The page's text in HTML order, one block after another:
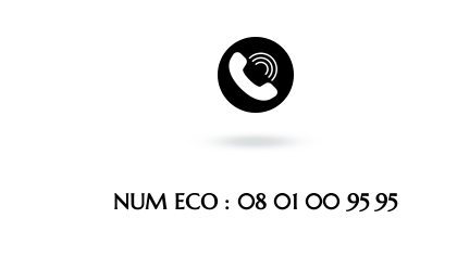
NUM ECO : 08 01 00 95 95